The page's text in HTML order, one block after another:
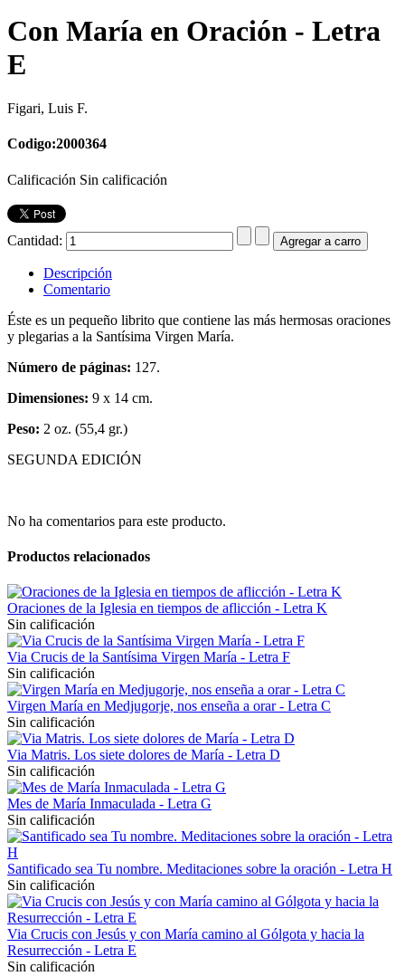
Con María en Oración - Letra
E
Figari, Luis F.
Codigo:2000364
Calificación Sin calificación
Cantidad:
Descripción
Comentario
Éste es un pequeño librito que contiene las más hermosas oraciones
y plegarias a la Santísima Virgen María.
Número de páginas: 127.
Dimensiones: 9 x 14 cm.
Peso: 2 oz. (55,4 gr.)
SEGUNDA EDICIÓN
No ha comentarios para este producto.
Productos relacionados
Oraciones de la Iglesia en tiempos de aflicción - Letra K
Sin calificación
Via Crucis de la Santísima Virgen María - Letra F
Sin calificación
Virgen María en Medjugorje, nos enseña a orar - Letra C
Sin calificación
Via Matris. Los siete dolores de María - Letra D
Sin calificación
Mes de María Inmaculada - Letra G
Sin calificación
Santificado sea Tu nombre. Meditaciones sobre la oración - Letra H
Sin calificación
Via Crucis con Jesús y con María camino al Gólgota y hacia la
Resurrección - Letra E
Sin calificación